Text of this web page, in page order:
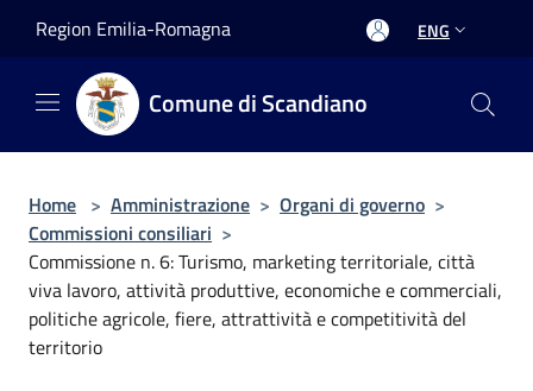
Region Emilia-Romagna ENG
Comune di Scandiano
Home > Amministrazione > Organi di governo >
Commissioni consiliari >
Commissione n. 6: Turismo, marketing territoriale, città
viva lavoro, attività produttive, economiche e commerciali,
politiche agricole, fiere, attrattività e competitività del
territorio